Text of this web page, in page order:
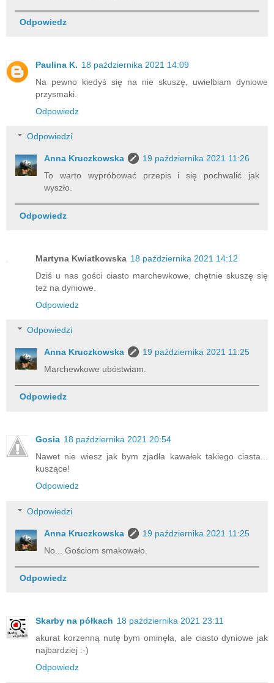
Odpowiedz
Paulina K. 18 października 2021 14:09
Na pewno kiedyś się na nie skuszę, uwielbiam dyniowe
przysmaki.
Odpowiedz
Odpowiedzi
Anna Kruczkowska
19 października 2021 11:26
To warto wypróbować przepis i się pochwalić jak
wyszło.
Odpowiedz
Martyna Kwiatkowska 18 października 2021 14:12
Dziś u nas gości ciasto marchewkowe, chętnie skuszę się
też na dyniowe.
Odpowiedz
Odpowiedzi
Anna Kruczkowska
19 października 2021 11:25
Marchewkowe ubóstwiam.
Odpowiedz
Gosia 18 października 2021 20:54
Nawet nie wiesz jak bym zjadła kawałek takiego ciasta...
kuszące!
Odpowiedz
Odpowiedzi
Anna Kruczkowska
19 października 2021 11:25
No... Gościom smakowało.
Odpowiedz
Skarby na półkach 18 października 2021 23:11
akurat korzenną nutę bym ominęła, ale ciasto dyniowe jak
najbardziej :-)
Odpowiedz